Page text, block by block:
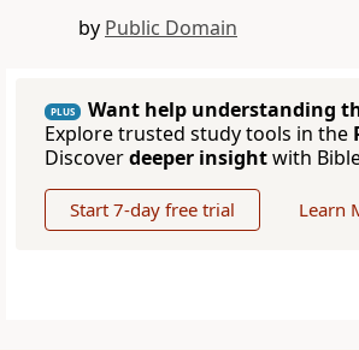
by Public Domain
PLUS
Want help understanding
Explore trusted study tools in the
Discoverdeeper insightwith
Start 7-day free trial Learn